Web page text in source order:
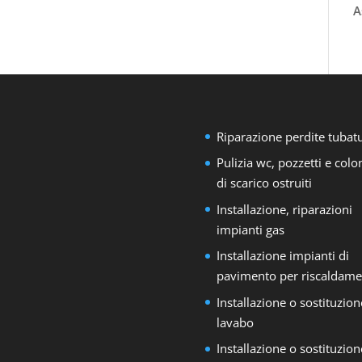
Riparazione perdite
Pulizia wc, pozzetti e
di scarico ostruiti
Installazione, riparazioni
impianti gas
Installazione impianti di
pavimento per
Installazione o
lavabo
Installazione o